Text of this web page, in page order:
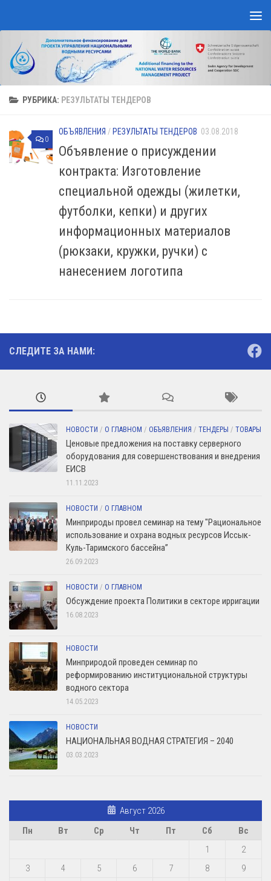
РУБРИКА: РЕЗУЛЬТАТЫ ТЕНДЕРОВ
0
ОБЪЯВЛЕНИЯ / РЕЗУЛЬТАТЫ ТЕНДЕРОВ 03.08.2018
Объявление о присуждении
контракта: Изготовление
специальной одежды (жилетки,
футболки, кепки) и других
информационных материалов
(рюкзаки, кружки, ручки) с
нанесением логотипа
СЛЕДИТЕ ЗА НАМИ:
НОВОСТИ / О ГЛАВНОМ / ОБЪЯВЛЕНИЯ / ТЕНДЕРЫ / ТОВАРЫ
Ценовые предложения на поставку серверного
оборудования для совершенствования и внедрения
ЕИСВ
11.11.2023
НОВОСТИ / О ГЛАВНОМ
Минприроды провел семинар на тему "Рациональное
использование и охрана водных ресурсов Иссык-
Куль-Таримского бассейна”
26.09.2023
НОВОСТИ / О ГЛАВНОМ
Обсуждение проекта Политики в секторе ирригации
16.08.2023
НОВОСТИ
Минприродой проведен семинар по
реформированию институциональной структуры
водного сектора
14.05.2023
НОВОСТИ
НАЦИОНАЛЬНАЯ ВОДНАЯ СТРАТЕГИЯ – 2040
03.03.2023
Август 2026
Пн
Вт Ср Чт Пт Сб
Вс
1
2
3
4 5 6 7 8
9